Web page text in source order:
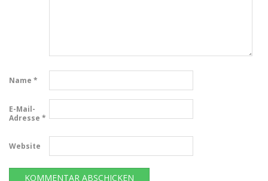
Name *
E-Mail-
Adresse *
Website